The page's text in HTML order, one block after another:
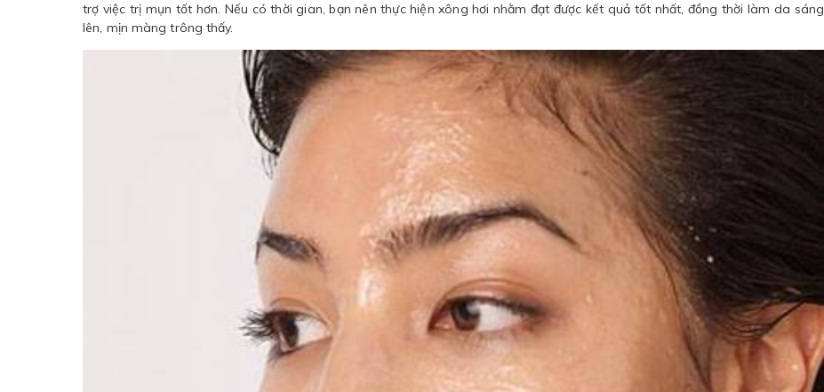
trợ việc trị mụn tốt hơn. Nếu có thời gian, bạn nên thực hiện xông hơi nhằm đạt được kết quả tốt nhất, đồng thời làm da sáng
lên, mịn màng trông thấy.